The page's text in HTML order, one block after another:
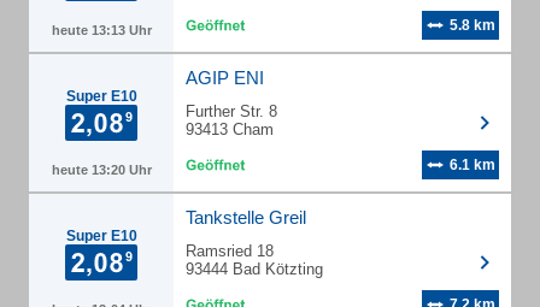
heute 13:13 Uhr 5.8 km
Super E10
heute 13:20 Uhr
AGIP ENI
Further Str. 8
93413 Cham
6.1 km
Super E10
Tankstelle Greil
Ramsried 18
93444 Bad Kötzting